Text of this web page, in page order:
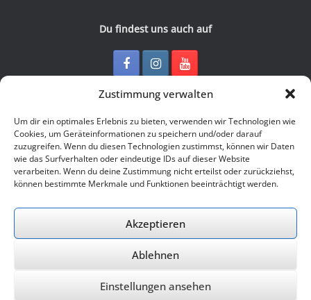
Zustimmung verwalten
Um dir ein optimales Erlebnis zu bieten, verwenden wir Technologien wie
Cookies, um Geräteinformationen zu speichern und/oder darauf
zuzugreifen. Wenn du diesen Technologien zustimmst, können wir Daten
wie das Surfverhalten oder eindeutige IDs auf dieser Website
verarbeiten. Wenn du deine Zustimmung nicht erteilst oder zurückziehst,
können bestimmte Merkmale und Funktionen beeinträchtigt werden.
Akzeptieren
Ablehnen
Einstellungen ansehen
Du findest uns auch auf
Kontakt
Junge Presse Niedersachsen e.V.
Rückertstraße 10
30169 Hannover
© 2026 Junge Presse Niedersachsen e.V.
Ein Theme vonSiteOrigin